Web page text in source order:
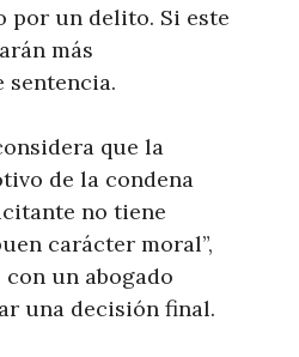
por un delito. Si este
más
sentencia.
que la
de la condena
no tiene
carácter moral”,
un abogado
una decisión final.